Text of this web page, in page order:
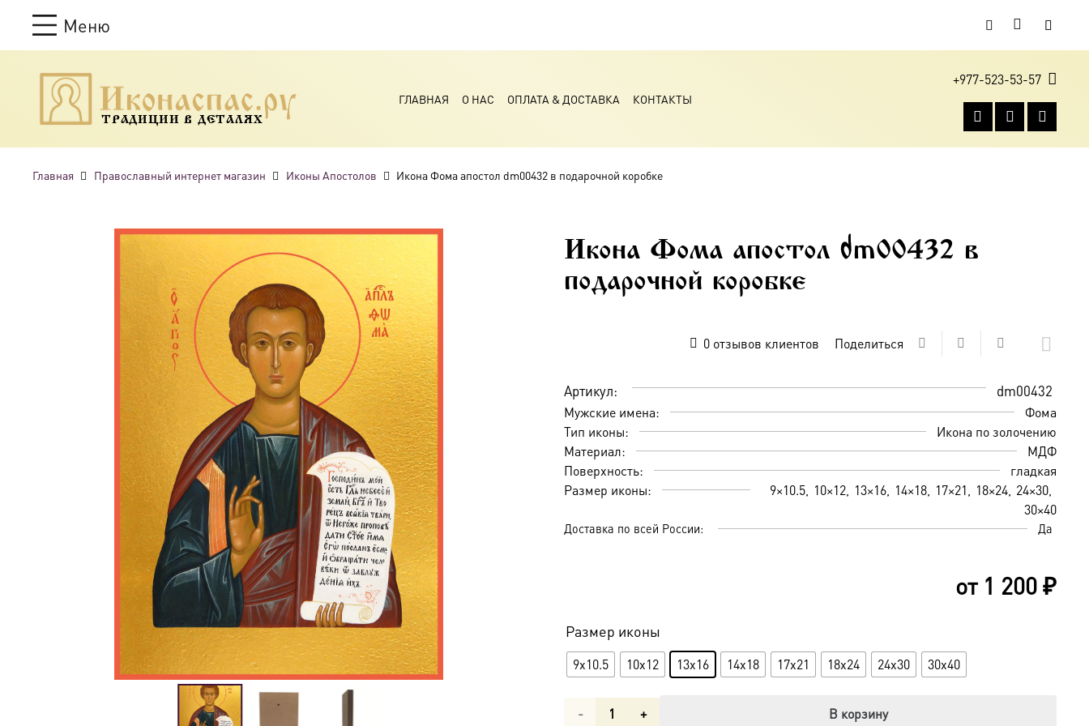
Меню
ТРАДИЦИИ В ДЕТАЛЯХ
ГЛАВНАЯ О НАС ОПЛАТА & ДОСТАВКА КОНТАКТЫ
+977-523-53-57
Главная Православный интернет магазин Иконы Апостолов Икона Фома апостол dm00432 в подарочной коробке
Икона Фома апостол dm00432 в
подарочной коробке
0отзывов клиентов Поделиться
Артикул: dm00432
Мужские имена:
Фома
Тип иконы:
Икона по золочению
Материал:
МДФ
Поверхность:
гладкая
Размер иконы:
9×10.5 10×12 13×16 14×18 17×21 18×24 24×30
30×40
Доставка по всей России: Да
от 1 200₽
Размер иконы
9x10.5 10x12 13x16 14x18 17x21 18x24 24x30 30x40
Количество
В корзину